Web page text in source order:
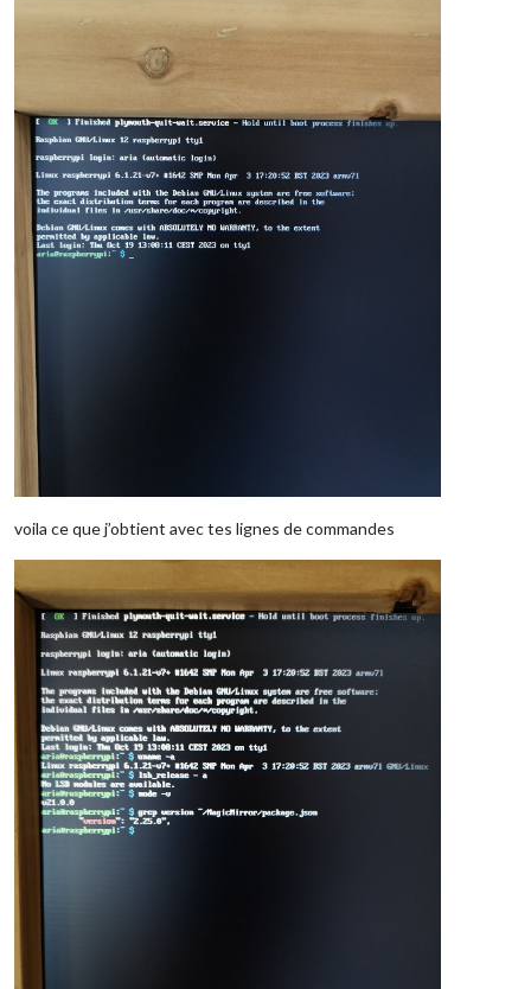
voila ce que j’obtient avec tes lignes de commandes